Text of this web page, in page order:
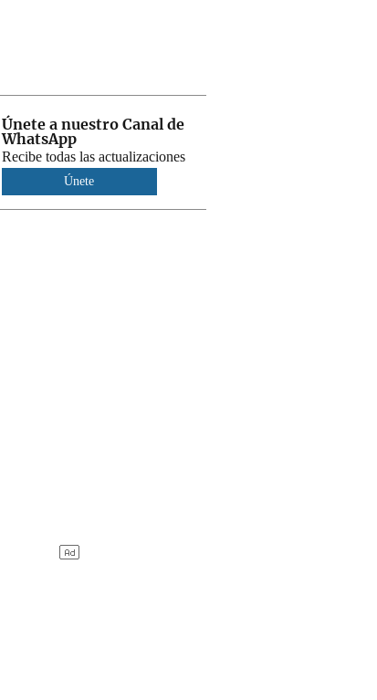
Únete a nuestro Canal de
WhatsApp
Recibe todas las actualizaciones
Únete